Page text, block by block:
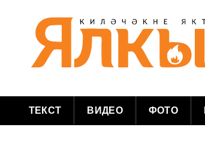
ТЕКСТ ВИДЕО ФОТО